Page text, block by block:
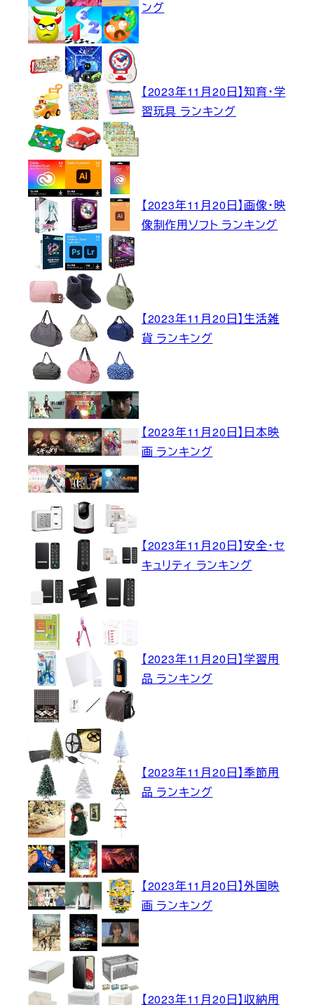
ング
【2023年11月20日】知育・学
習玩具 ランキング
【2023年11月20日】画像・映
像制作用ソフト ランキング
【2023年11月20日】生活雑
貨 ランキング
【2023年11月20日】日本映
画 ランキング
【2023年11月20日】安全・セ
キュリティ ランキング
【2023年11月20日】学習用
品 ランキング
【2023年11月20日】季節用
品 ランキング
【2023年11月20日】外国映
画 ランキング
【2023年11月20日】収納用